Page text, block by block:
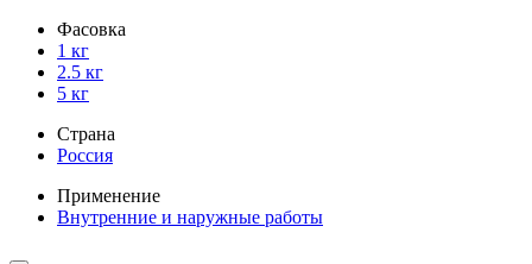
Фасовка
1 кг
2.5 кг
5 кг
Страна
Россия
Применение
Внутренние и наружные работы